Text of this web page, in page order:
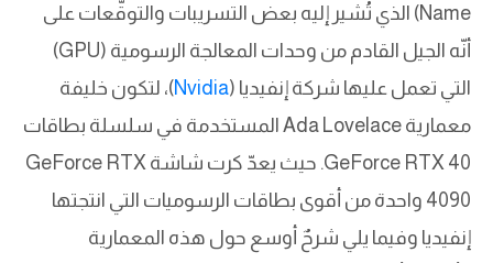
Name) الذي تُشير إليه بعض التسريبات والتوقّعات على
أنّه الجيل القادم من وحدات المعالجة الرسومية (GPU)
التي تعمل عليها شركة إنفيديا (Nvidia)، لتكون خليفة
معمارية Ada Lovelace المستخدمة في سلسلة بطاقات
GeForce RTX 40. حيث يعدّ كرت شاشة GeForce RTX
4090 واحدة من أقوى بطاقات الرسوميات التي انتجتها
إنفيديا وفيما يلي شرحٌ أوسع حول هذه المعمارية